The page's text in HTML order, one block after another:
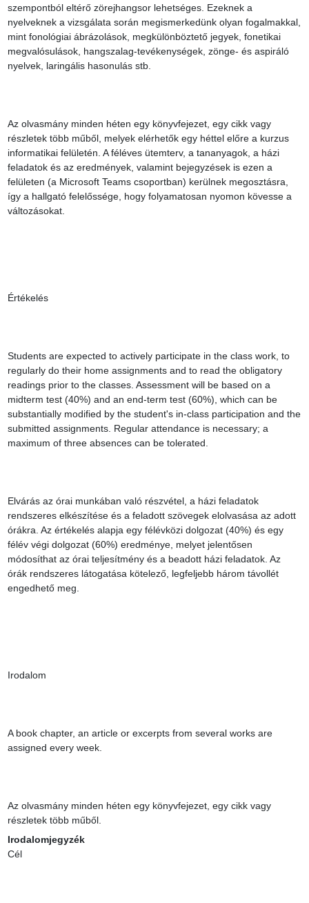
szempontból eltérő zörejhangsor lehetséges. Ezeknek a
nyelveknek a vizsgálata során megismerkedünk olyan fogalmakkal,
mint fonológiai ábrázolások, megkülönböztető jegyek, fonetikai
megvalósulások, hangszalag-tevékenységek, zönge- és aspiráló
nyelvek, laringális hasonulás stb.
Az olvasmány minden héten egy könyvfejezet, egy cikk vagy
részletek több műből, melyek elérhetők egy héttel előre a kurzus
informatikai felületén. A féléves ütemterv, a tananyagok, a házi
feladatok és az eredmények, valamint bejegyzések is ezen a
felületen (a Microsoft Teams csoportban) kerülnek megosztásra,
így a hallgató felelőssége, hogy folyamatosan nyomon kövesse a
változásokat.
Értékelés
Students are expected to actively participate in the class work, to
regularly do their home assignments and to read the obligatory
readings prior to the classes. Assessment will be based on a
midterm test (40%) and an end-term test (60%), which can be
substantially modified by the student's in-class participation and the
submitted assignments. Regular attendance is necessary; a
maximum of three absences can be tolerated.
Elvárás az órai munkában való részvétel, a házi feladatok
rendszeres elkészítése és a feladott szövegek elolvasása az adott
órákra. Az értékelés alapja egy félévközi dolgozat (40%) és egy
félév végi dolgozat (60%) eredménye, melyet jelentősen
módosíthat az órai teljesítmény és a beadott házi feladatok. Az
órák rendszeres látogatása kötelező, legfeljebb három távollét
engedhető meg.
Irodalom
A book chapter, an article or excerpts from several works are
assigned every week.
Az olvasmány minden héten egy könyvfejezet, egy cikk vagy
részletek több műből.
Irodalomjegyzék
Cél